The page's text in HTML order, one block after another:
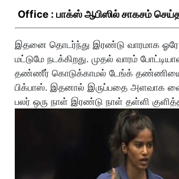
Office : பாக்ஸ் ஆபிஸில் சாகசம்
இதனை தொடர்ந்து இரண்டு வாரமாக
மட்டுமே நடக்கிறது. முதல் வாரம்
தண்ணீர் கொடுக்காமல் டேங்க் தண்ணியை
பிக்பாஸ். இதனால் இருப்பதை அளவாக
பலர் ஒரு நாள் இரண்டு நாள் தள்ளி